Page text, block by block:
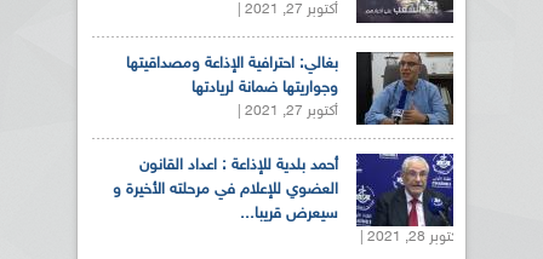
أكتوبر 27, 2021 |
بغالي: احترافية الإذاعة ومصداقيتها
وجواريتها ضمانة لريادتها
أكتوبر 27, 2021 |
أحمد بلدية للإذاعة : اعداد القانون
العضوي للإعلام في مرحلته الأخيرة و
سيعرض قريبا...
أكتوبر 28, 2021 |